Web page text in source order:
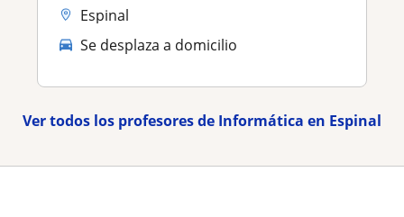
Espinal
Se desplaza a domicilio
Ver todos los profesores de Informática en Espinal